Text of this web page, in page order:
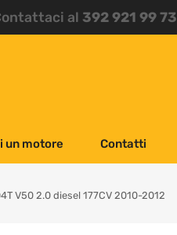
al 392 921 99 73
un motore Contatti
V50 2.0 diesel 177CV 2010-2012